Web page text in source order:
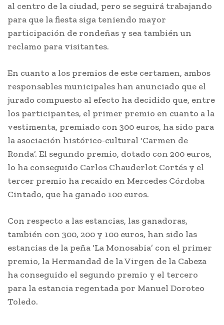
al centro de la ciudad, pero se seguirá trabajando
para que la fiesta siga teniendo mayor
participación de rondeñas y sea también un
reclamo para visitantes.
En cuanto a los premios de este certamen, ambos
responsables municipales han anunciado que el
jurado compuesto al efecto ha decidido que, entre
los participantes, el primer premio en cuanto a la
vestimenta, premiado con 300 euros, ha sido para
la asociación histórico-cultural ‘Carmen de
Ronda’. El segundo premio, dotado con 200 euros,
lo ha conseguido Carlos Chauderlot Cortés y el
tercer premio ha recaído en Mercedes Córdoba
Cintado, que ha ganado 100 euros.
Con respecto a las estancias, las ganadoras,
también con 300, 200 y 100 euros, han sido las
estancias de la peña ‘La Monosabia’ con el primer
premio, la Hermandad de la Virgen de la Cabeza
ha conseguido el segundo premio y el tercero
para la estancia regentada por Manuel Doroteo
Toledo.